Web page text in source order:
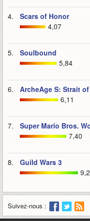
4.
Scars of Honor
4,07
5.
Soulbound
5,84
6.
ArcheAge S: Strait
6,11
7.
Super Mario Bros.
7,40
8.
Guild Wars 3
Suivez-nous :